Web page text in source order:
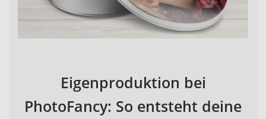
Eigenproduktion bei
PhotoFancy: So entsteht deine